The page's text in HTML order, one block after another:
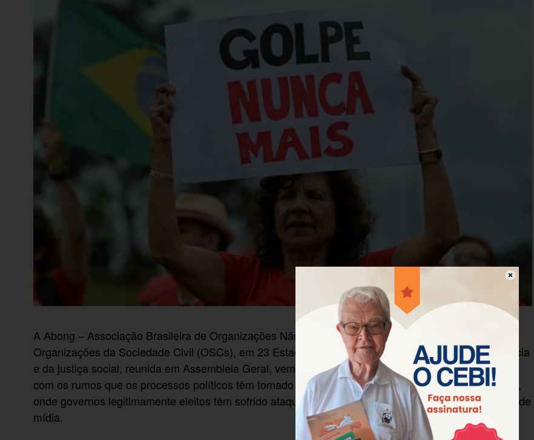
A Abong – Associação Brasileira de Organizações Não Governamentais, que representa cerca 250
Organizações da Sociedade Civil (OSCs), em 23 Estados, e atua na defesa de direitos, da democracia
e da justiça social, reunida em Assembleia Geral, vem a publico declarar sua profunda preocupação
com os rumos que os processos políticos têm tomado na América Latina e, especialmente, no Brasil,
onde governos legitimamente eleitos têm sofrido ataques dos grandes grupos econômicos e da grande
mídia.